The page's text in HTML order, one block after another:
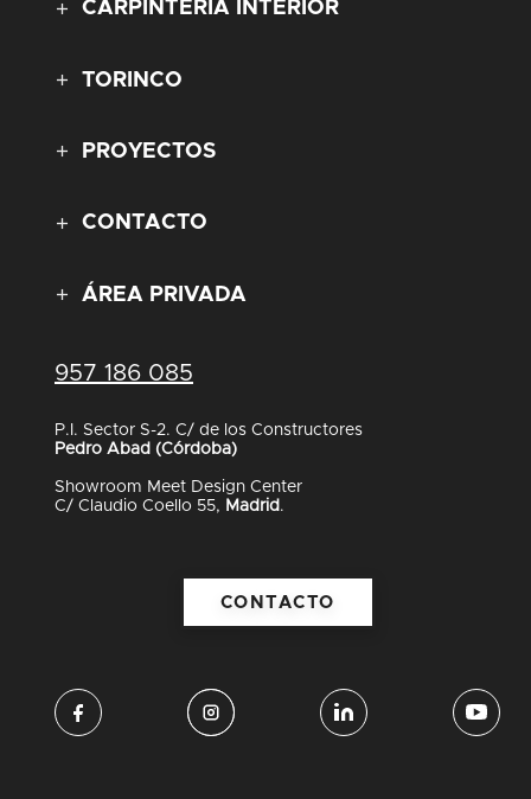
CARPINTERÍA INTERIOR
TORINCO
PROYECTOS
CONTACTO
ÁREA PRIVADA
957 186 085
P.I. Sector S-2. C/ de los Constructores
Pedro Abad (Córdoba)
Showroom Meet Design Center
C/ Claudio Coello 55, Madrid .
CONTACTO